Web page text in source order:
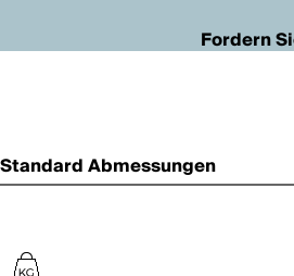
Fordern
Standard Abmessungen